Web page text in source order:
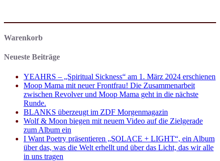
Warenkorb
Neueste Beiträge
YEAHRS – „Spiritual Sickness“ am 1. März 2024 erschienen
Moop Mama mit neuer Frontfrau! Die Zusammenarbeit
zwischen Revolver und Moop Mama geht in die nächste
Runde.
BLANKS überzeugt im ZDF Morgenmagazin
Wolf & Moon biegen mit neuem Video auf die Zielgerade
zum Album ein
I Want Poetry präsentieren „SOLACE + LIGHT“, ein Album
über das, was die Welt erhellt und über das Licht, das wir alle
in uns tragen